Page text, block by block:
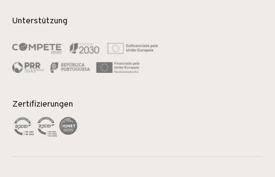
Unterstützung
Zertifizierungen